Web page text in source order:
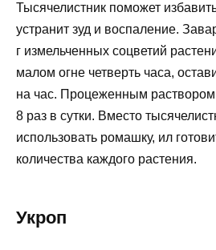
Тысячелистник поможет
устранит зуд и воспаление.
г измельченных соцветий
малом огне четверть часа,
на час. Процеженным
8 раз в сутки. Вместо
использовать ромашку, ил
количества каждого растения.
Укроп